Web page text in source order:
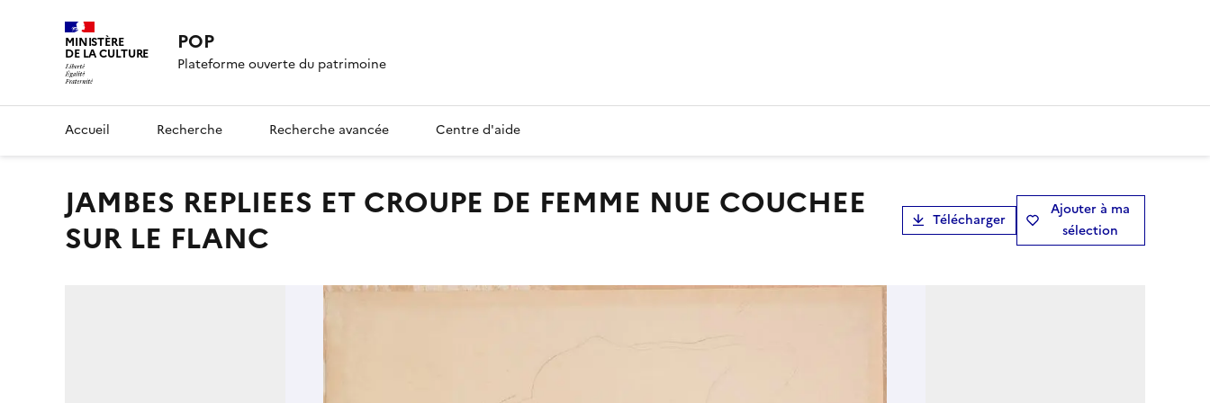
MINISTÈRE
DE LA CULTURE POP
Plateforme ouverte du patrimoine
Accueil Recherche Recherche avancée Centre d'aide
JAMBES REPLIEES ET CROUPE DE FEMME NUE COUCHEE
SUR LE FLANC
Télécharger
Ajouter à ma
sélection